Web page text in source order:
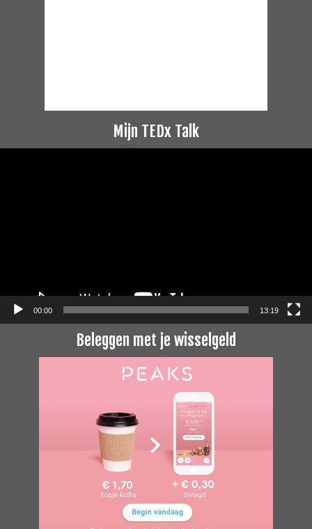
Mijn TEDx Talk
00:00 13:19
Beleggen met je wisselgeld